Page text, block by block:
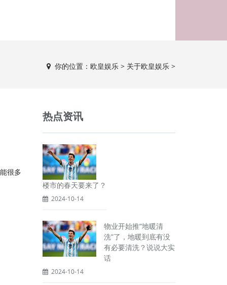
你的位置： 欧皇娱乐 > 关于欧皇娱乐 >
很多
热点资讯
楼市的春天要来了？
2024-10-14
物业开始推“地暖清
洗”了，地暖到底有没
有必要清洗？说说大实
话
2024-10-14